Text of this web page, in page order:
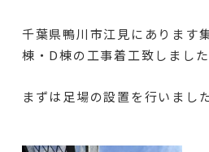
千葉県鴨川市江見にあります
棟・D棟の工事着工致しまし
まずは足場の設置を行いまし